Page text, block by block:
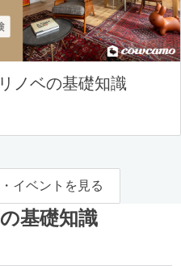
ノベの基礎知識
イベントを見る
基礎知識